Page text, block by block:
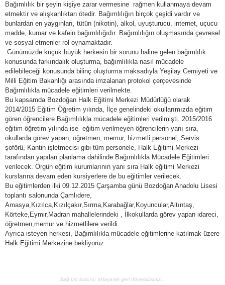
Bağımlılık bir şeyin kişiye zarar vermesine rağmen kullanmaya devam
etmektir ve alışkanlıktan ötedir. Bağımlılığın birçok çeşidi vardır ve
bunlardan en yaygınları, tütün (nikotin), alkol, uyuşturucu, internet, uçucu
madde, kumar ve kafein bağımlılığıdır. Bağımlılığın oluşmasında çevresel
ve sosyal etmenler rol oynamaktadır.
Günümüzde küçük büyük herkesin bir sorunu haline gelen bağımlılık
konusunda farkındalık oluşturma, bağımlılıkla nasıl mücadele
edilebileceği konusunda bilinç oluşturma maksadıyla Yeşilay Cemiyeti ve
Milli Eğitim Bakanlığı arasında imzalanan protokol çerçevesinde
Bağımlılıkla mücadele eğitimleri verilmekte.
Bu kapsamda Bozdoğan Halk Eğitimi Merkezi Müdürlüğü olarak
2014/2015 Eğitim Öğretim yılında, İlçe genelindeki okullarımızda eğitim
gören öğrencilere Bağımlılıkla mücadele eğitimleri verilmişti. 2015/2016
eğitim öğretim yılında ise eğitim verilmeyen öğrencilerin yanı sıra,
okullarda görev yapan, öğretmen, memur, hizmetli personel, Servis
şoförü, Kantin işletmecisi gibi tüm personele, Halk Eğitimi Merkezi
tarafından yapılan planlama dahilinde Bağımlılıkla Mücadele Eğitimleri
verilecek. Örgün eğitim kurumlarının yanı sıra Halk eğitimi Merkezi
kurslarına devam eden kursiyerlere de bu eğitimler verilecek.
Bu eğitimlerden ilki 09.12.2015 Çarşamba günü Bozdoğan Anadolu Lisesi
toplantı salonunda Çamlıdere,
Amasya,Kızılca,Kızılçakır,Sırma,Karabağlar,Koyuncular,Altıntaş,
Körteke,Eymir,Madran mahallelerindeki , İlkokullarda görev yapan idareci,
öğretmen,memur ve hizmetlilere verildi.
Ayrıca isteyen herkesi, Bağımlılıkla mücadele eğitimlerine katılmak üzere
Halk Eğitimi Merkezine bekliyoruz
Sağ üst butonu tıklayarak geri dönebilirsiniz...